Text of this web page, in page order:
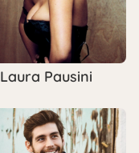
Laura Pausini